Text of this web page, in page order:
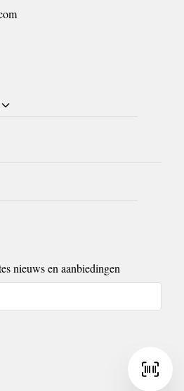
nieuws en aanbiedingen